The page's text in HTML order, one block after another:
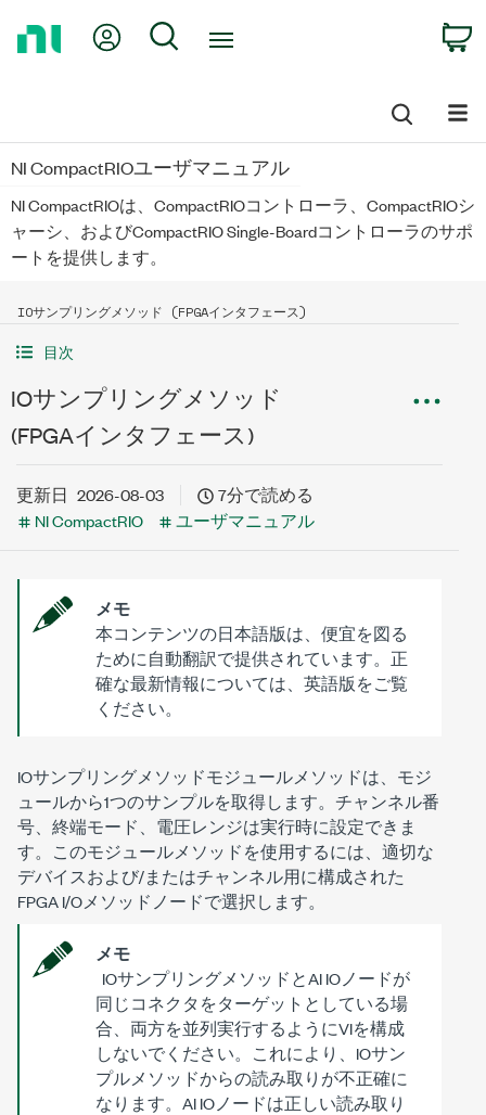
My Account
Search
NI CompactRIOユーザマニュアル
NI CompactRIOは、CompactRIOコントローラ、CompactRIOシ
ャーシ、およびCompactRIO Single-Boardコントローラのサポ
ートを提供します。
IOサンプリングメソッド (FPGAインタフェース)
目次
IOサンプリングメソッド
(FPGAインタフェース)
更新日 2026-08-03
7分で読める
NI CompactRIO
ユーザマニュアル
メモ
本コンテンツの日本語版は、便宜を図る
ために自動翻訳で提供されています。正
確な最新情報については、英語版をご覧
ください。
IOサンプリングメソッドモジュールメソッドは、モジ
ュールから1つのサンプルを取得します。チャンネル番
号、終端モード、電圧レンジは実行時に設定できま
す。このモジュールメソッドを使用するには、適切な
デバイスおよび/またはチャンネル用に構成された
FPGA I/Oメソッドノードで選択します。
メモ
IOサンプリングメソッドとAI IOノードが
同じコネクタをターゲットとしている場
合、両方を並列実行するようにVIを構成
しないでください。これにより、IOサン
プルメソッドからの読み取りが不正確に
なります。AI IOノードは正しい読み取り